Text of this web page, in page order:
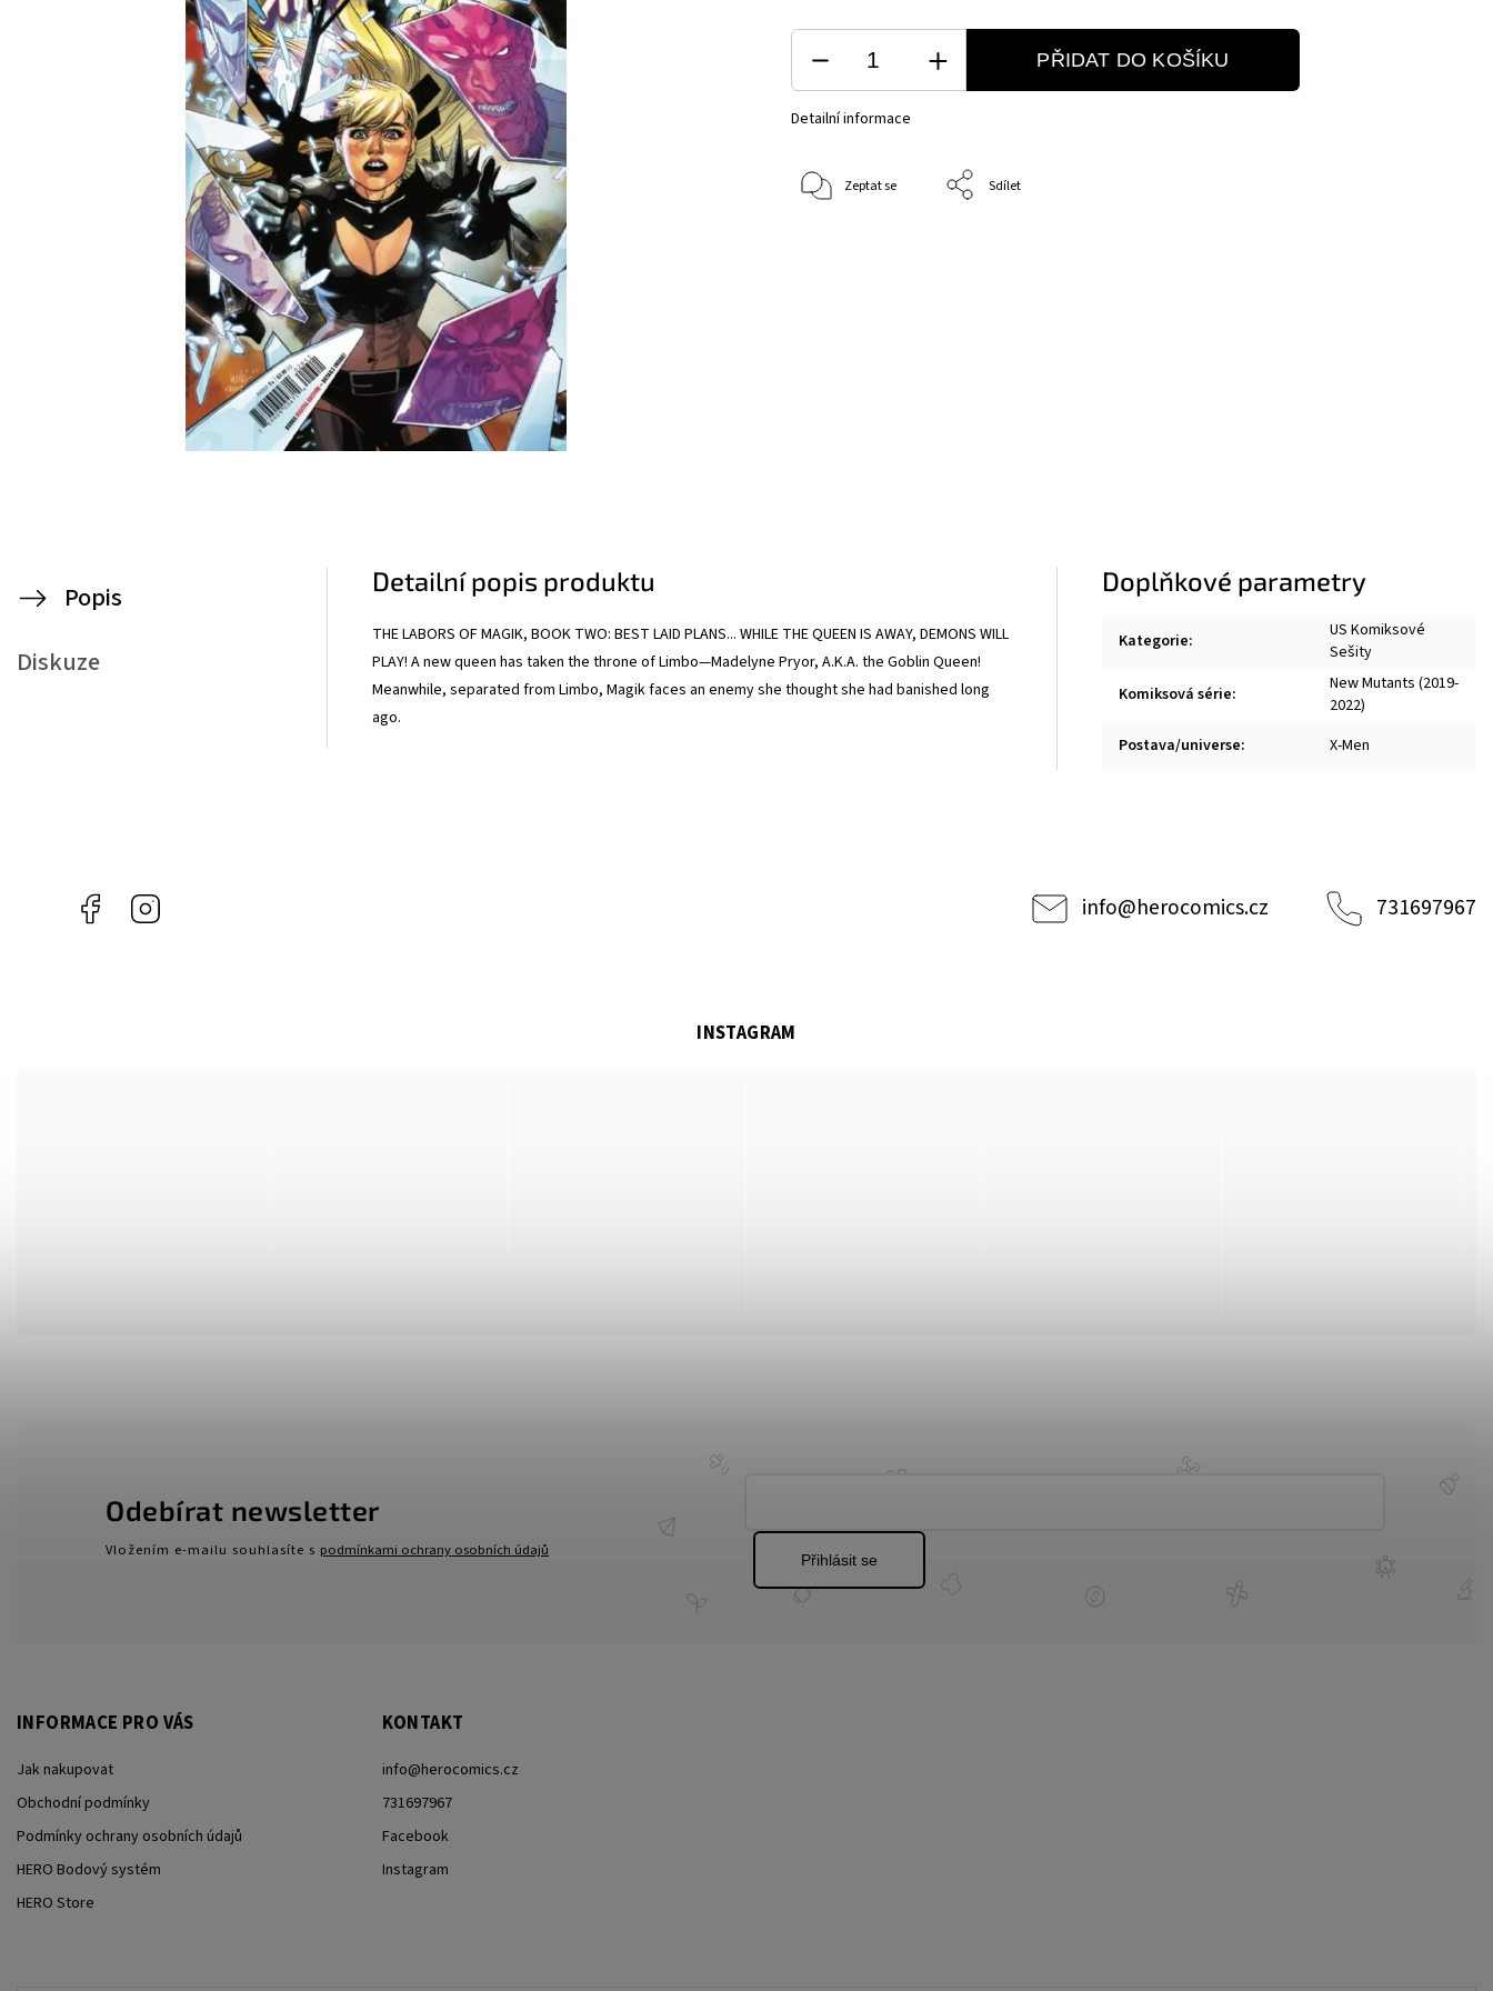
PŘIDAT DO KOŠÍKU
Detailní informace
Zeptat se Sdílet
Popis
Diskuze
Detailní popis produktu
THE LABORS OF MAGIK, BOOK TWO: BEST LAID PLANS... WHILE THE QUEEN IS AWAY, DEMONS WILL
PLAY! A new queen has taken the throne of Limbo—Madelyne Pryor, A.K.A. the Goblin Queen!
Meanwhile, separated from Limbo, Magik faces an enemy she thought she had banished long
ago.
Doplňkové parametry
Kategorie:
US Komiksové
Sešity
Komiksová série:
New Mutants (2019-
2022)
Postava/universe: X-Men
Facebook info@herocomics.cz 731697967
INFORMACE PRO VÁS
Jak nakupovat
Obchodní podmínky
Podmínky ochrany osobních údajů
HERO Bodový systém
HERO Store
KONTAKT
info@herocomics.cz
731697967
Facebook
Instagram
INSTAGRAM
Odebírat newsletter
Vložením e-mailu souhlasíte s podmínkami ochrany osobních údajů
Přihlásit se